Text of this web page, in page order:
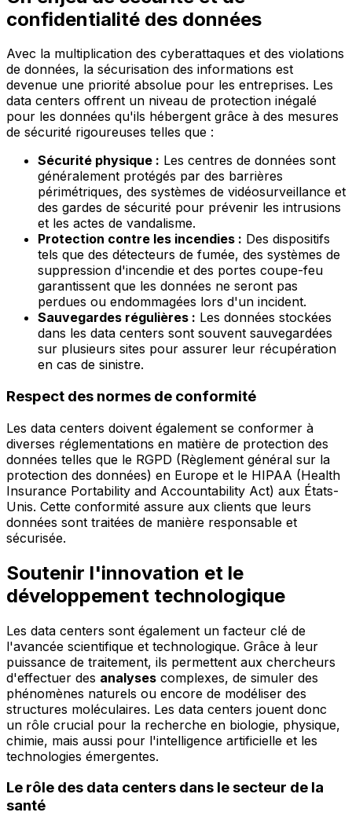
confidentialité des données
Avec la multiplication des cyberattaques et des violations
de données, la sécurisation des informations est
devenue une priorité absolue pour les entreprises. Les
data centers offrent un niveau de protection inégalé
pour les données qu'ils hébergent grâce à des mesures
de sécurité rigoureuses telles que :
Sécurité physique : Les centres de données sont
généralement protégés par des barrières
périmétriques, des systèmes de vidéosurveillance et
des gardes de sécurité pour prévenir les intrusions
et les actes de vandalisme.
Protection contre les incendies : Des dispositifs
tels que des détecteurs de fumée, des systèmes de
suppression d'incendie et des portes coupe-feu
garantissent que les données ne seront pas
perdues ou endommagées lors d'un incident.
Sauvegardes régulières : Les données stockées
dans les data centers sont souvent sauvegardées
sur plusieurs sites pour assurer leur récupération
en cas de sinistre.
Respect des normes de conformité
Les data centers doivent également se conformer à
diverses réglementations en matière de protection des
données telles que le RGPD (Règlement général sur la
protection des données) en Europe et le HIPAA (Health
Insurance Portability and Accountability Act) aux États-
Unis. Cette conformité assure aux clients que leurs
données sont traitées de manière responsable et
sécurisée.
Soutenir l'innovation et le
développement technologique
Les data centers sont également un facteur clé de
l'avancée scientifique et technologique. Grâce à leur
puissance de traitement, ils permettent aux chercheurs
d'effectuer des analyses complexes, de simuler des
phénomènes naturels ou encore de modéliser des
structures moléculaires. Les data centers jouent donc
un rôle crucial pour la recherche en biologie, physique,
chimie, mais aussi pour l'intelligence artificielle et les
technologies émergentes.
Le rôle des data centers dans le secteur de la
santé